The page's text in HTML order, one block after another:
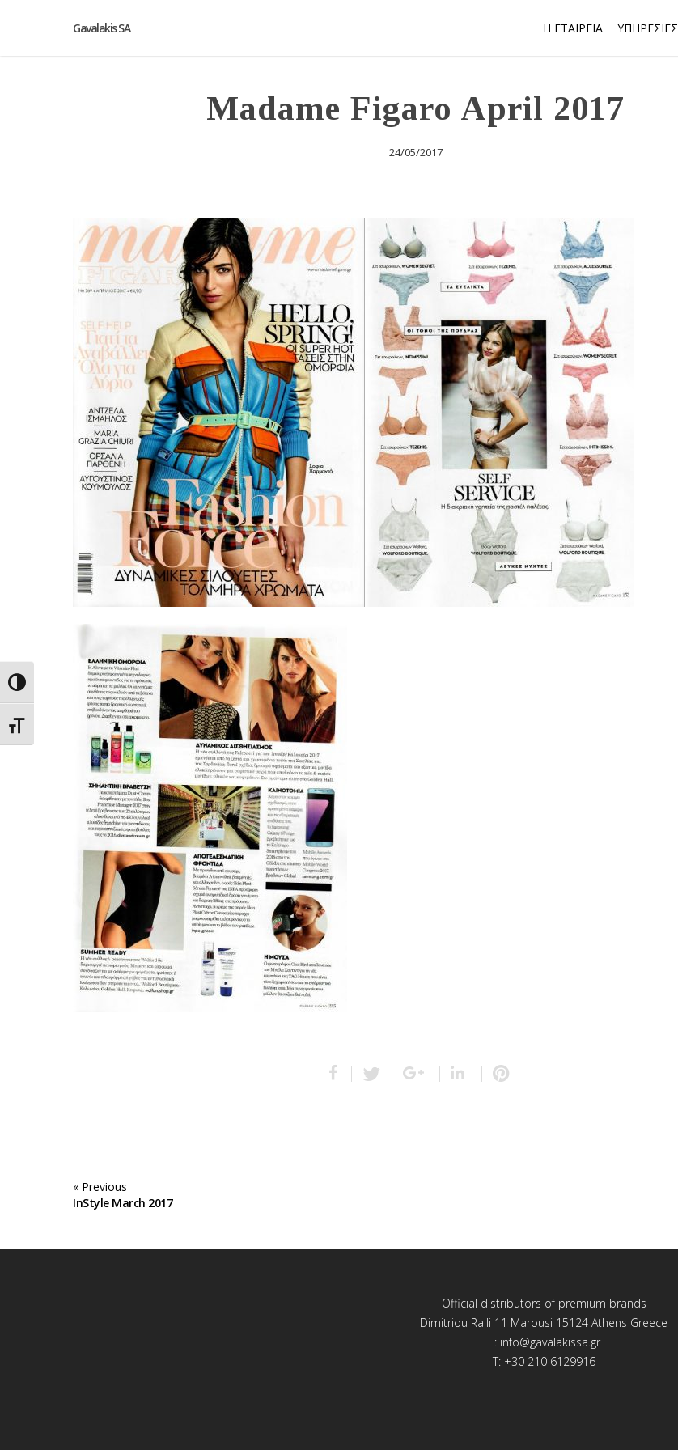
Εναλλαγή Υψηλής Αντίθεσης
Εναλλαγή Μεγέθους Γραμμάτων
Gavalakis SA Η ΕΤΑΙΡΕΙΑ ΥΠΗΡΕΣΙΕΣ
Madame Figaro April 2017
24/05/2017
« Previous
InStyle March 2017
Official distributors of premium brands
Dimitriou Ralli 11 Marousi 15124 Athens Greece
E: info@gavalakissa.gr
T: +30 210 6129916